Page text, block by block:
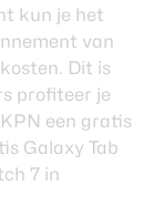
kun je het
van
Dit is
profiteer je
KPN een gratis
Galaxy Tab
7 in